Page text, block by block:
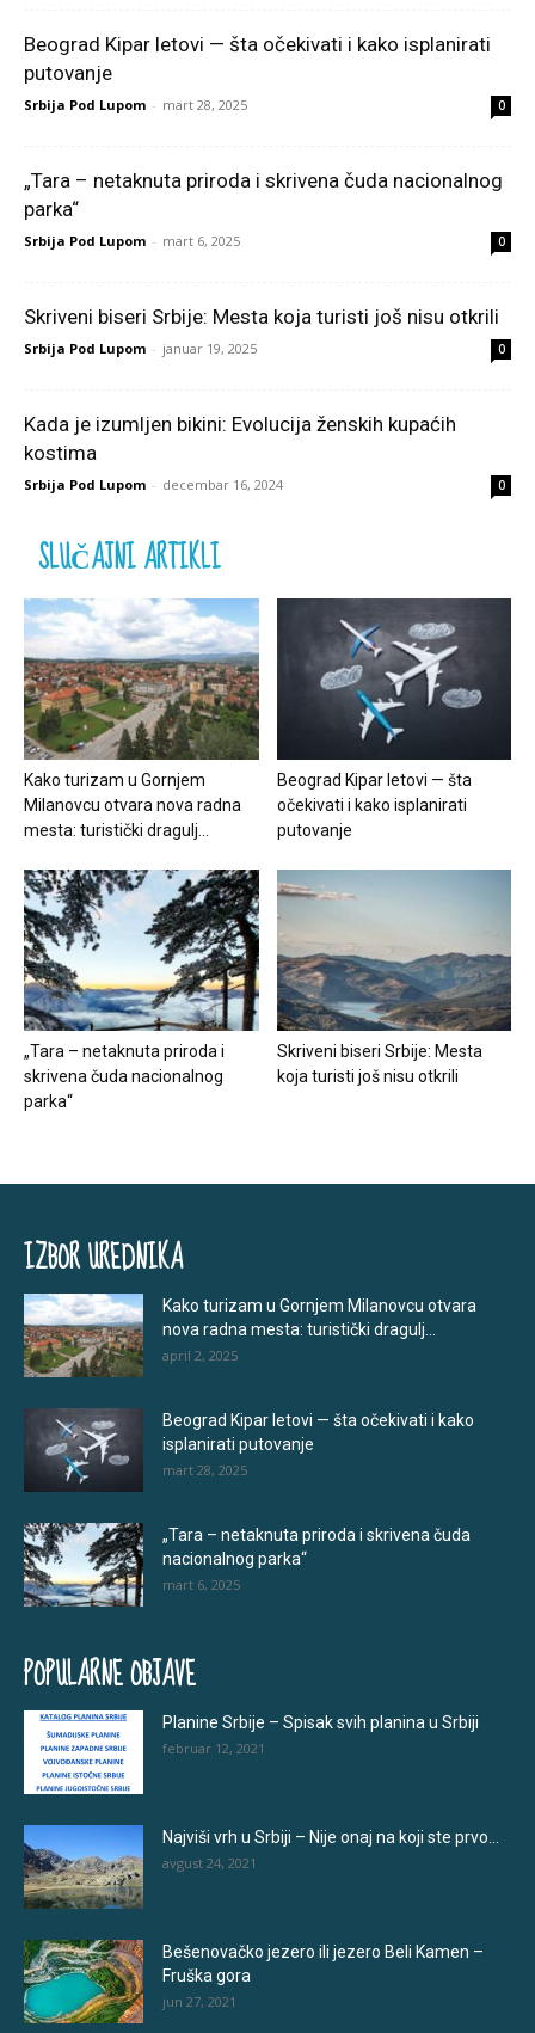
Beograd Kipar letovi — šta očekivati i kako isplanirati
putovanje
Srbija Pod Lupom - mart 28, 2025 0
„Tara – netaknuta priroda i skrivena čuda nacionalnog
parka“
Srbija Pod Lupom - mart 6, 2025 0
Skriveni biseri Srbije: Mesta koja turisti još nisu otkrili
Srbija Pod Lupom - januar 19, 2025 0
Kada je izumljen bikini: Evolucija ženskih kupaćih
kostima
Srbija Pod Lupom - decembar 16, 2024 0
SLUČAJNI ARTIKLI
Kako turizam u Gornjem
Milanovcu otvara nova radna
mesta: turistički dragulj...
Beograd Kipar letovi — šta
očekivati i kako isplanirati
putovanje
„Tara – netaknuta priroda i
skrivena čuda nacionalnog
parka“
Skriveni biseri Srbije: Mesta
koja turisti još nisu otkrili
IZBOR UREDNIKA
Kako turizam u Gornjem Milanovcu otvara
nova radna mesta: turistički dragulj...
april 2, 2025
Beograd Kipar letovi — šta očekivati i kako
isplanirati putovanje
mart 28, 2025
„Tara – netaknuta priroda i skrivena čuda
nacionalnog parka“
mart 6, 2025
POPULARNE OBJAVE
Planine Srbije – Spisak svih planina u Srbiji
februar 12, 2021
Najviši vrh u Srbiji – Nije onaj na koji ste prvo...
avgust 24, 2021
Bešenovačko jezero ili jezero Beli Kamen –
Fruška gora
jun 27, 2021